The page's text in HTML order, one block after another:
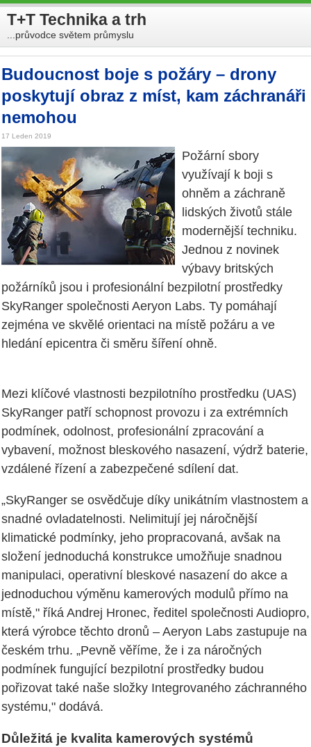
T+T Technika a trh
...průvodce světem průmyslu
Budoucnost boje s požáry – drony
poskytují obraz z míst, kam záchranáři
nemohou
17 Leden 2019
Požární sbory
využívají k boji s
ohněm a záchraně
lidských životů stále
modernější techniku.
Jednou z novinek
výbavy britských
požárníků jsou i profesionální bezpilotní prostředky
SkyRanger společnosti Aeryon Labs. Ty pomáhají
zejména ve skvělé orientaci na místě požáru a ve
hledání epicentra či směru šíření ohně.
Mezi klíčové vlastnosti bezpilotního prostředku (UAS)
SkyRanger patří schopnost provozu i za extrémních
podmínek, odolnost, profesionální zpracování a
vybavení, možnost bleskového nasazení, výdrž baterie,
vzdálené řízení a zabezpečené sdílení dat.
„SkyRanger se osvědčuje díky unikátním vlastnostem a
snadné ovladatelnosti. Nelimitují jej náročnější
klimatické podmínky, jeho propracovaná, avšak na
složení jednoduchá konstrukce umožňuje snadnou
manipulaci, operativní bleskové nasazení do akce a
jednoduchou výměnu kamerových modulů přímo na
místě," říká Andrej Hronec, ředitel společnosti Audiopro,
která výrobce těchto dronů – Aeryon Labs zastupuje na
českém trhu. „Pevně věříme, že i za náročných
podmínek fungující bezpilotní prostředky budou
pořizovat také naše složky Integrovaného záchranného
systému," dodává.
Důležitá je kvalita kamerových systémů